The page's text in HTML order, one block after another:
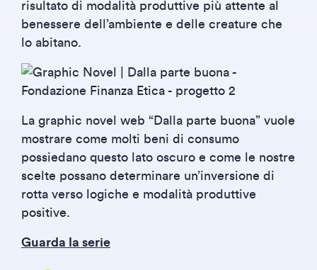
risultato di modalità produttive più attente al
benessere dell’ambiente e delle creature che
lo abitano.
La graphic novel web “Dalla parte buona” vuole
mostrare come molti beni di consumo
possiedano questo lato oscuro e come le nostre
scelte possano determinare un’inversione di
rotta verso logiche e modalità produttive
positive.
Guarda la serie